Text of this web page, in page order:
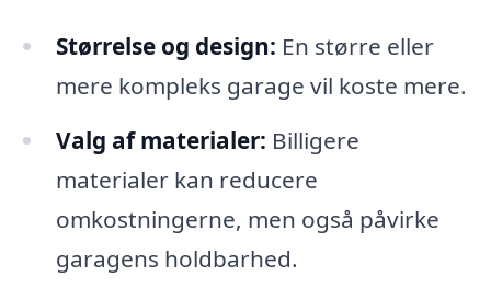
Størrelse og design: En større eller
mere kompleks garage vil koste mere.
Valg af materialer: Billigere
materialer kan reducere
omkostningerne, men også påvirke
garagens holdbarhed.